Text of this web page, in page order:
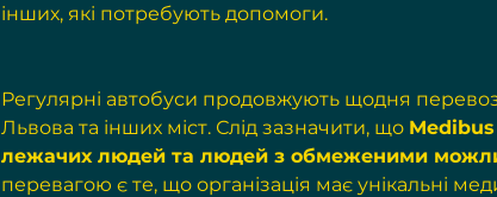
інших, які потребують допомоги.
Регулярні автобуси продовжують щодня
Львова та інших міст. Слід зазначити, що
лежачих людей та людей з обмеженими
перевагою є те, що організація має унікальні